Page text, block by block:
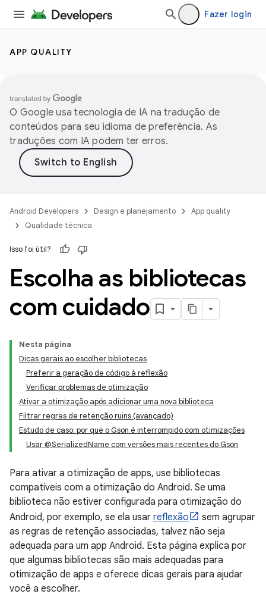
Fazer login
APP QUALITY
O Google usa tecnologia de IA na tradução de
conteúdos para seu idioma de preferência. As
traduções com IA podem ter erros.
Android Developers Design e planejamento
App quality
Qualidade técnica
Isso foi útil?
Escolha as bibliotecas
com cuidado
Nesta página
Dicas gerais ao escolher bibliotecas
Preferir a geração de código à reflexão
Verificar problemas de otimização
Ativar a otimização após adicionar uma nova biblioteca
Filtrar regras de retenção ruins (avançado)
Estudo de caso: por que o Gson é interrompido com otimizações
Usar @SerializedName com versões mais recentes do Gson
Para ativar a otimização de apps, use bibliotecas
compatíveis com a otimização do Android. Se uma
biblioteca não estiver configurada para otimização do
Android, por exemplo, se ela usar reflexão
sem agrupar
as regras de retenção associadas, talvez não seja
adequada para um app Android. Esta página explica por
que algumas bibliotecas são mais adequadas para
otimização de apps e oferece dicas gerais para ajudar
você a escolher.